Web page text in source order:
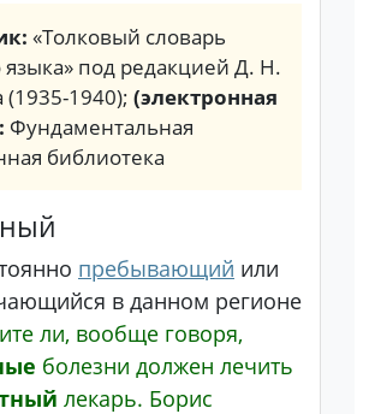
«Толковый словарь
языка» под редакцией Д. Н.
1940); (электронная
Фундаментальная
библиотека
пребывающий или
в данном регионе
ли, вообще говоря,
болезни должен лечить
лекарь. Борис